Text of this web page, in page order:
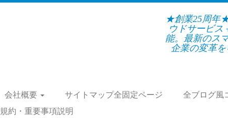
★創業25周年★
ウドサービス
能。最新のス
企業の変革
会社概要 サイトマップ全固定ページ 全ブログ風
約・重要事項説明